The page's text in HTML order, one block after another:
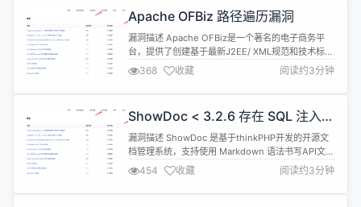
的重要力量。然而大模型的训练、维护和运营既需要
高性能计算机、大规模分布...
Apache OFBiz 路径遍历漏洞
漏洞描述 Apache OFBiz是一个著名的电子商务平
台，提供了创建基于最新J2EE/ XML规范和技术标
准，构建大中型企业级、跨平台、跨数据库、跨应用
服务器的多层、分布式电子商务类WEB应用系统的框
架。 Apache OFBiz 版本 18.12.14 之前版本中存在
（如；、%2e）限制不当，威胁者可构造...
368 收藏 阅读约3分钟
ShowDoc < 3.2.6 存在 SQL 注入漏
洞
漏洞描述 ShowDoc 是基于thinkPHP开发的开源文
档管理系统，支持使用 Markdown 语法书写API文
档、数据字典、在线Excel文档等功能。 ShowDoc
3.2.6之前版本存在sql注入漏洞，在 Showdoc
的/server/index.php?s=/api/item/pwd路径的
454 收藏 阅读约3分钟